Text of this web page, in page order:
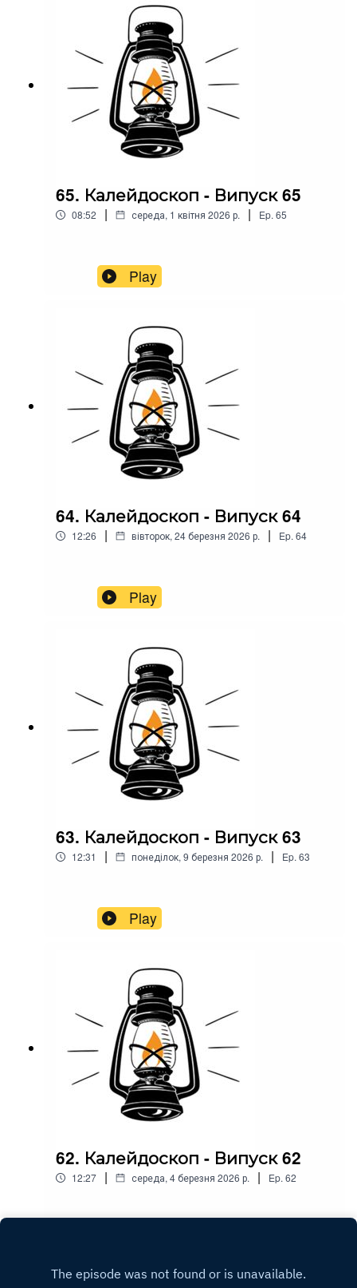
65. Калейдоскоп - Випуск 65
08:52 | середа, 1 квітня 2026 р. | Ep. 65
Play
64. Калейдоскоп - Випуск 64
12:26 | вівторок, 24 березня 2026 р. | Ep. 64
Play
63. Калейдоскоп - Випуск 63
12:31 | понеділок, 9 березня 2026 р. | Ep. 63
Play
62. Калейдоскоп - Випуск 62
12:27 | середа, 4 березня 2026 р. | Ep. 62